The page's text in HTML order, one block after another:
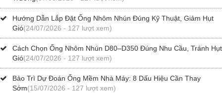
Hướng Dẫn Lắp Đặt Ống Nhôm Nhún Đúng Kỹ Thuật, Giảm Hụt
Gió(24/07/2026 - 127 lượt xem)
Cách Chọn Ống Nhôm Nhún D80–D350 Đúng Nhu Cầu, Tránh Hụt
Gió(24/07/2026 - 127 lượt xem)
Bảo Trì Dự Đoán Ống Mềm Nhà Máy: 8 Dấu Hiệu Cần Thay
Sớm(15/07/2026 - 127 lượt xem)